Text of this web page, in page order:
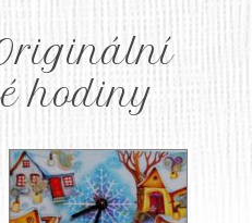
hodiny